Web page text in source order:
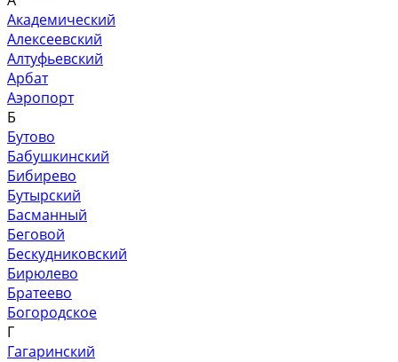
Академический
Алексеевский
Алтуфьевский
Арбат
Аэропорт
Б
Бутово
Бабушкинский
Бибирево
Бутырский
Басманный
Беговой
Бескудниковский
Бирюлево
Братеево
Богородское
Г
Гагаринский